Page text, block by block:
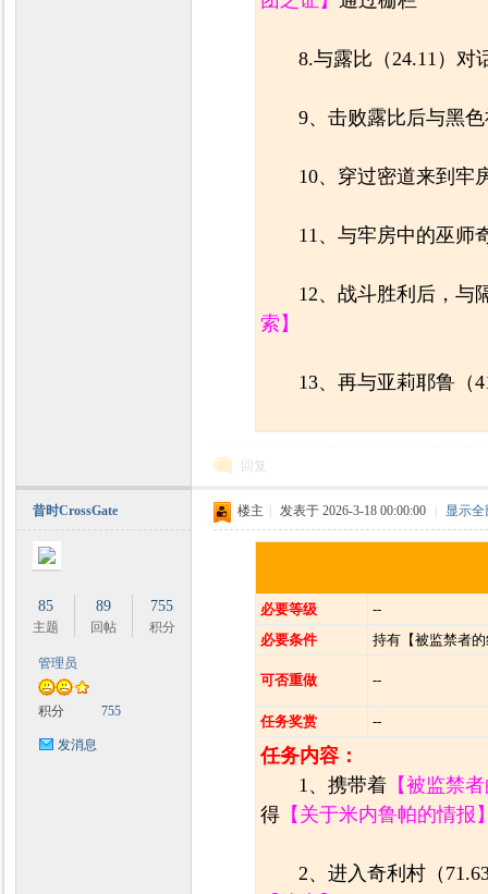
8.与露比（24.11）对
9、击败露比后与黑
10、穿过密道来到牢
11、与牢房中的巫师
12、战斗胜利后，与
索】
13、再与亚莉耶鲁（
回复
昔时CrossGate
85
主题
89
回帖
755
积分
管理员
积分 755
发消息
楼主 发表于 2026-3-18 00:00:00 显示
必要等级
--
必要条件
持有【被监禁者
可否重做 --
任务奖赏 --
任务内容：
1、携带着 【被监禁
得 【关于米内鲁帕的情报
2、进入奇利村（